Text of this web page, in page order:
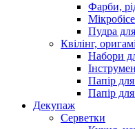
Фарби,
Пудра
Квілінг, оригамі
Набори
Папір
Папір
Декупаж
Серветки